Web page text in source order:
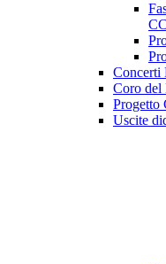
Concerti
Coro del
Progetto
Uscite